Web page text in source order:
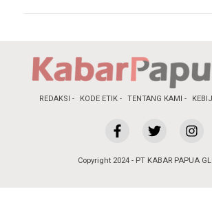
REDAKSI KODE ETIK TENTANG KAMI
Copyright 2024 - PT KABAR PAPUA